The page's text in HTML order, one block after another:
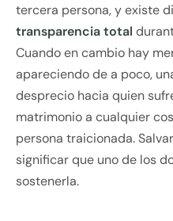
tercera persona, y existe
transparencia total
Cuando en cambio hay
apareciendo de a poco,
desprecio hacia quien
matrimonio a cualquier
persona traicionada.
significar que uno de los
sostenerla.